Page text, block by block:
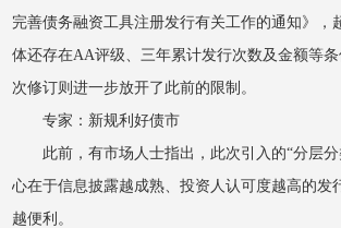
完善债务融资工具注册发行有关工作的通知》，
体还存在AA评级、三年累计发行次数及金额等
次修订则进一步放开了此前的限制。
专家：新规利好债市
此前，有市场人士指出，此次引入的“分层
心在于信息披露越成熟、投资人认可度越高的发
越便利。